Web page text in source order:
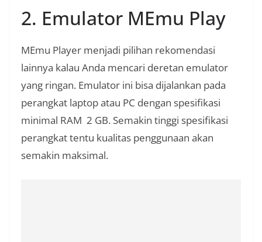
2. Emulator MEmu Play
MEmu Player menjadi pilihan rekomendasi
lainnya kalau Anda mencari deretan emulator
yang ringan. Emulator ini bisa dijalankan pada
perangkat laptop atau PC dengan spesifikasi
minimal RAM 2 GB. Semakin tinggi spesifikasi
perangkat tentu kualitas penggunaan akan
semakin maksimal.